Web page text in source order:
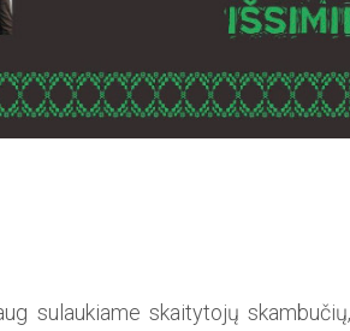
sulaukiame skaitytojų